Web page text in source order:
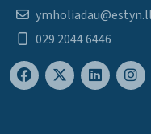
029 2044 6446